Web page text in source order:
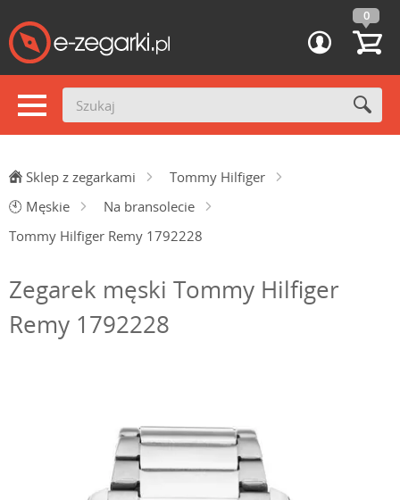
0
Sklep z zegarkami
Tommy Hilfiger
🕙 Męskie
Na bransolecie
Tommy Hilfiger Remy 1792228
Zegarek męski Tommy Hilfiger
Remy 1792228